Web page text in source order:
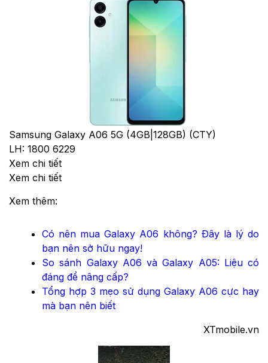
Samsung Galaxy A06 5G (4GB|128GB) (CTY)
LH: 1800 6229
Xem chi tiết
Xem chi tiết
Xem thêm:
Có nên mua Galaxy A06 không? Đây là lý do
bạn nên sở hữu ngay!
So sánh Galaxy A06 và Galaxy A05: Liệu có
đáng để nâng cấp?
Tổng hợp 3 mẹo sử dụng Galaxy A06 cực hay
mà bạn nên biết
XTmobile.vn